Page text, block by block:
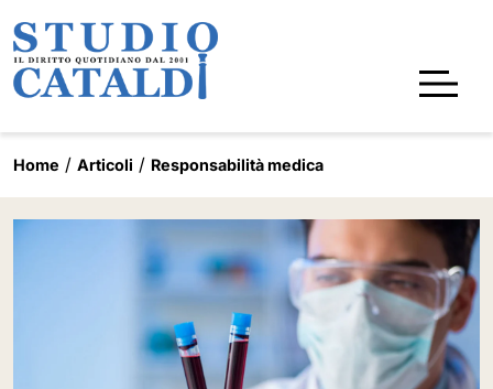
Home Articoli Responsabilità medica